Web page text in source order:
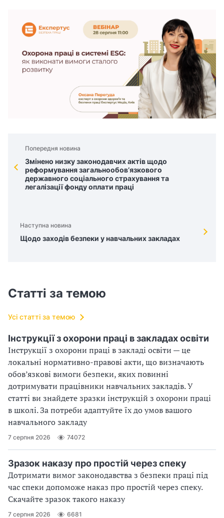
Попередня новина
Змінено низку законодавчих актів щодо
реформування загальнообов’язкового
державного соціального страхування та
легалізації фонду оплати праці
Наступна новина
Щодо заходів безпеки у навчальних закладах
Статті за темою
Усі статті за темою
Інструкції з охорони праці в закладах освіти
Інструкції з охорони праці в закладі освіти — це
локальні нормативно-правові акти, що визначають
обов’язкові вимоги безпеки, яких повинні
дотримувати працівники навчальних закладів. У
статті ви знайдете зразки інструкцій з охорони праці
в школі. За потреби адаптуйте їх до умов вашого
навчального закладу
7 серпня 2026 74072
Зразок наказу про простій через спеку
Дотримати вимог законодавства з безпеки праці під
час спеки допоможе наказ про простій через спеку.
Скачайте зразок такого наказу
7 серпня 2026 6681